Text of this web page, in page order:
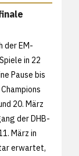
der EM-
in 22
Pause bis
20. März
der DHB-
März in
erwartet,